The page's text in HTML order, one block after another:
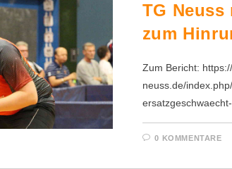
TG
zum
Zum Bericht:
neuss.de/
0 KOMMENTARE